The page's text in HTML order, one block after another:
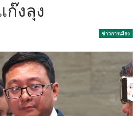
ก๊งลุง
ข่าวการเมือง